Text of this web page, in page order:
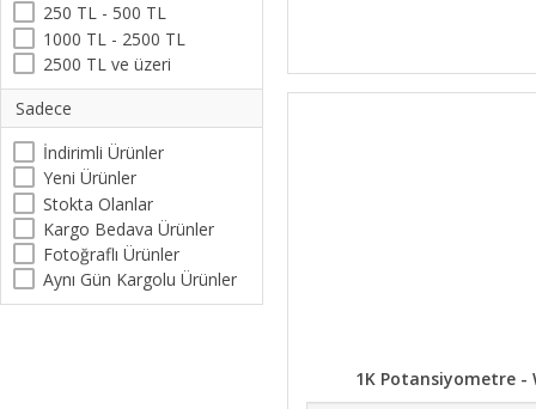
250 TL - 500 TL
1000 TL - 2500 TL
2500 TL ve üzeri
Sadece
İndirimli Ürünler
Yeni Ürünler
Stokta Olanlar
Kargo Bedava Ürünler
Fotoğraflı Ürünler
Aynı Gün Kargolu Ürünler
1K Potansiyometre -